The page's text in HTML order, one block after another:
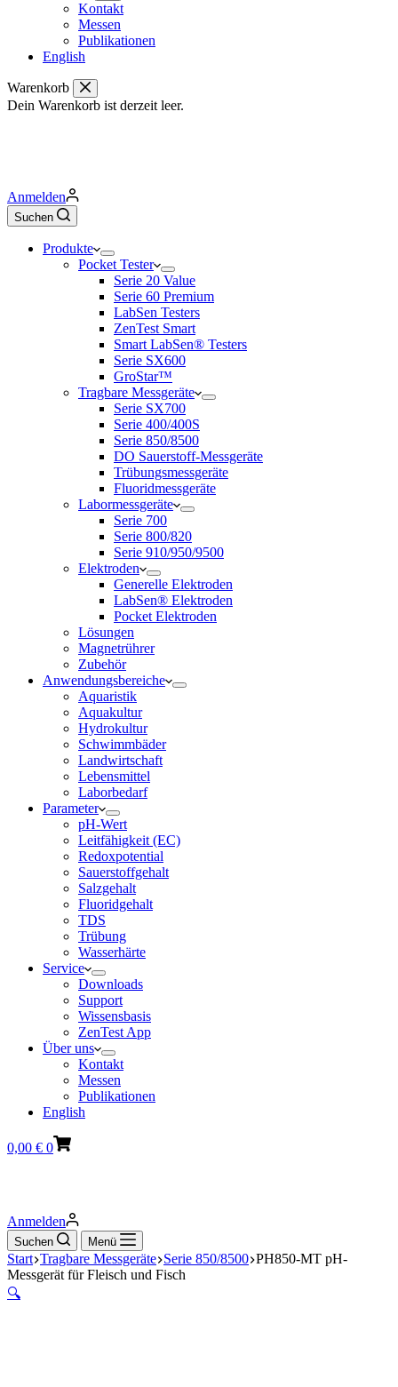
Kontakt
Messen
Publikationen
English
Warenkorb
Dein Warenkorb ist derzeit leer.
Anmelden
Suchen
Produkte
Pocket Tester
Serie 20 Value
Serie 60 Premium
LabSen Testers
ZenTest Smart
Smart LabSen® Testers
Serie SX600
GroStar™
Tragbare Messgeräte
Serie SX700
Serie 400/400S
Serie 850/8500
DO Sauerstoff-Messgeräte
Trübungsmessgeräte
Fluoridmessgeräte
Labormessgeräte
Serie 700
Serie 800/820
Serie 910/950/9500
Elektroden
Generelle Elektroden
LabSen® Elektroden
Pocket Elektroden
Lösungen
Magnetrührer
Zubehör
Anwendungsbereiche
Aquaristik
Aquakultur
Hydrokultur
Schwimmbäder
Landwirtschaft
Lebensmittel
Laborbedarf
Parameter
pH-Wert
Leitfähigkeit (EC)
Redoxpotential
Sauerstoffgehalt
Salzgehalt
Fluoridgehalt
TDS
Trübung
Wasserhärte
Service
Downloads
Support
Wissensbasis
ZenTest App
Über uns
Kontakt
Messen
Publikationen
English
Warenkorb
0,00 € 0
Anmelden
Suchen Menü
Start Tragbare Messgeräte Serie 850/8500 PH850-MT pH-
Messgerät für Fleisch und Fisch
🔍